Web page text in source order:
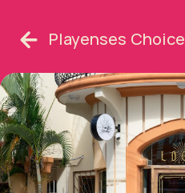
Playenses Choice